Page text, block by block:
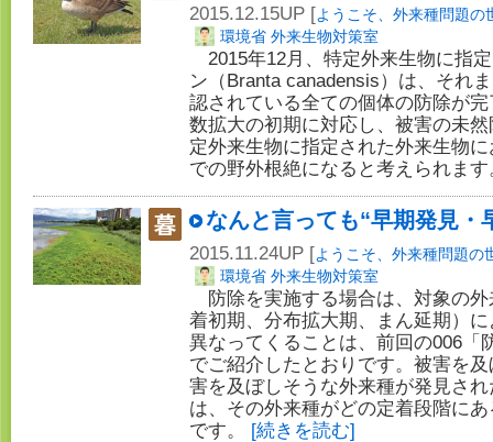
2015.12.15UP [ようこそ、外来種問題の
環境省 外来生物対策室
2015年12月、特定外来生物に指
ン（Branta canadensis）は、それ
認されている全ての個体の防除が
数拡大の初期に対応し、被害の未
定外来生物に指定された外来生物
での野外根絶になると考えられま
なんと言っても“早期発見・
2015.11.24UP [ようこそ、外来種問題の
環境省 外来生物対策室
防除を実施する場合は、対象の
着初期、分布拡大期、まん延期）
異なってくることは、前回の006「
でご紹介したとおりです。被害を
害を及ぼしそうな外来種が発見さ
は、その外来種がどの定着段階に
です。 [続きを読む]